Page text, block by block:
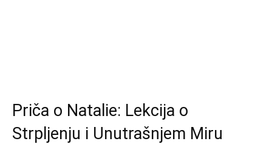
Priča o Natalie: Lekcija o
Strpljenju i Unutrašnjem Miru